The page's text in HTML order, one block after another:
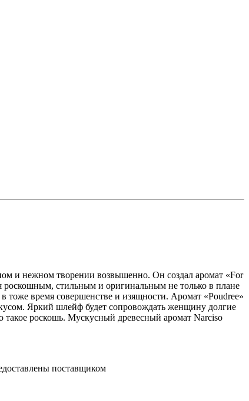
и нежном творении возвышенно. Он создал аромат «For
роскошным, стильным и оригинальным не только в плане
тоже время совершенстве и изящности. Аромат «Poudree»
Яркий шлейф будет сопровождать женщину долгие
роскошь. Мускусный древесный аромат Narciso
поставщиком